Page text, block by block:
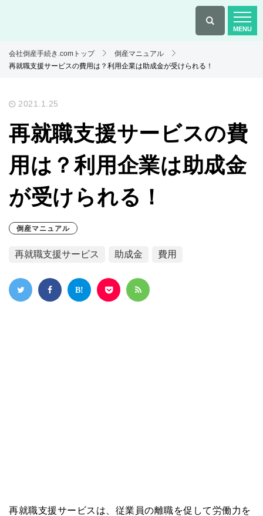
会社倒産手続き.comトップ
倒産マニュアル
再就職支援サービスの費用は？利用企業は助成金が受けられる！
2021.1.25
再就職支援サービスの費
用は？利用企業は助成金
が受けられる！
倒産マニュアル
再就職支援サービス 助成金 費用
再就職支援サービスは、従業員の離職を促して労働力を